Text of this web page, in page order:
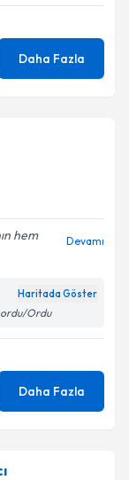
Daha Fazla
hem
Devamı
Haritada Göster
Ordu
Daha Fazla